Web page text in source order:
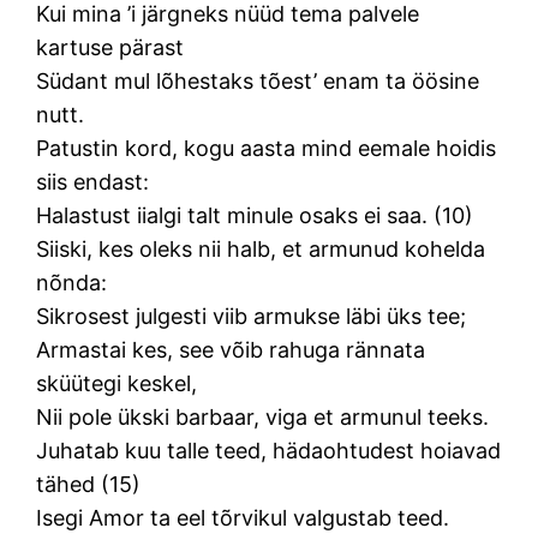
Kui mina ’i järgneks nüüd tema palvele
kartuse pärast
Südant mul lõhestaks tõest’ enam ta öösine
nutt.
Patustin kord, kogu aasta mind eemale hoidis
siis endast:
Halastust iialgi talt minule osaks ei saa. (10)
Siiski, kes oleks nii halb, et armunud kohelda
nõnda:
Sikrosest julgesti viib armukse läbi üks tee;
Armastai kes, see võib rahuga rännata
sküütegi keskel,
Nii pole ükski barbaar, viga et armunul teeks.
Juhatab kuu talle teed, hädaohtudest hoiavad
tähed (15)
Isegi Amor ta eel tõrvikul valgustab teed.